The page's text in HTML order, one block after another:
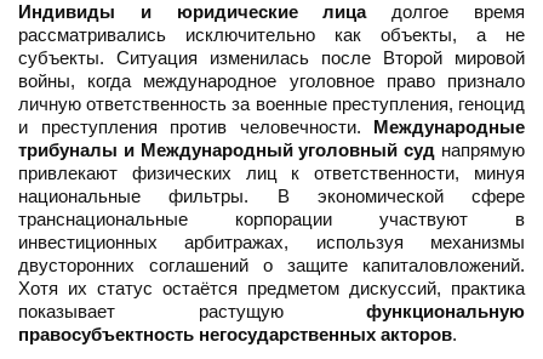
Индивиды и юридические лицадолгое время
рассматривались исключительно как объекты, а не
субъекты. Ситуация изменилась после Второй мировой
войны, когда международное уголовное право признало
личную ответственность за военные преступления, геноцид
и преступления против человечности. Международные
трибуналы и Международный уголовный суд напрямую
привлекают физических лиц к ответственности, минуя
национальные фильтры. В экономической сфере
транснациональные корпорации участвуют в
инвестиционных арбитражах, используя механизмы
двусторонних соглашений о защите капиталовложений.
Хотя их статус остаётся предметом дискуссий, практика
показывает растущую функциональную
правосубъектность негосударственных акторов.